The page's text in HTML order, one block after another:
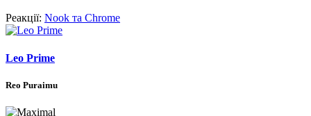
Реакції: Nook та Chrome
Leo Prime
Reo Puraimu